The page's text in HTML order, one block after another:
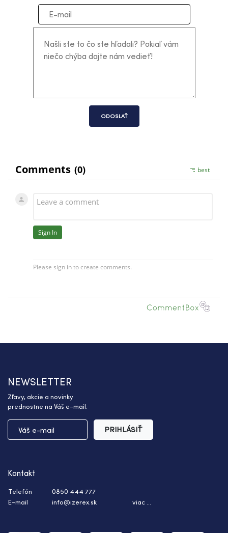
ODOSLAŤ
NEWSLETTER
Zľavy, akcie a novinky
prednostne na Váš e-mail.
PRIHLÁSIŤ
Kontakt
Telefón
0850 444 777
E-mail
info@izerex.sk viac ...